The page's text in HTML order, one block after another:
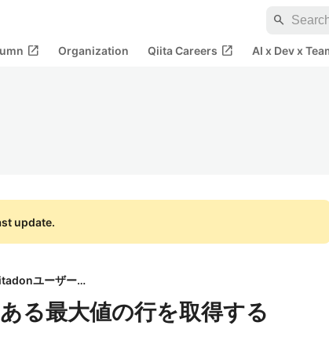
search
open_in_new Organization Qiita Careers open_in_new AI x Dev x
update.
Qiitadonユーザー会
る最大値の行を取得する